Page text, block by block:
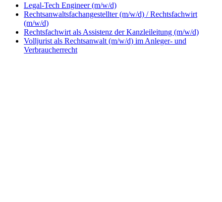
Legal-Tech Engineer (m/w/d)
Rechtsanwaltsfachangestellter (m/w/d) / Rechtsfachwirt
(m/w/d)
Rechtsfachwirt als Assistenz der Kanzleileitung (m/w/d)
Volljurist als Rechtsanwalt (m/w/d) im Anleger- und
Verbraucherrecht